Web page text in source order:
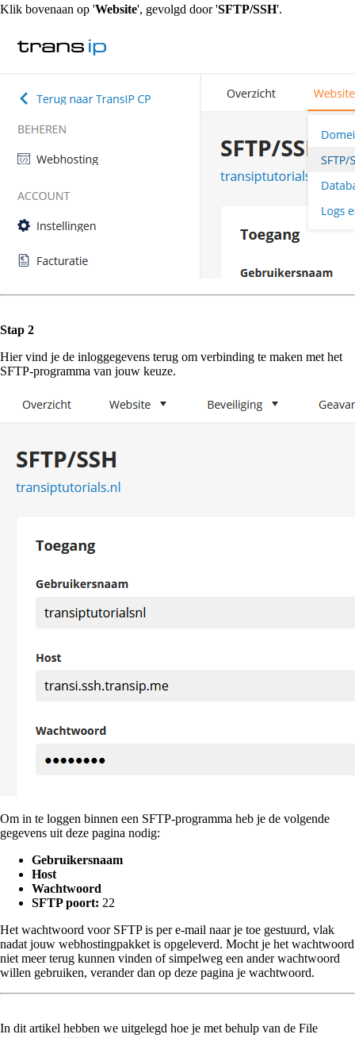
Klik bovenaan op 'Website', gevolgd door 'SFTP/SSH'.
Stap 2
Hier vind je de inloggegevens terug om verbinding te maken met het
SFTP-programma van jouw keuze.
Om in te loggen binnen een SFTP-programma heb je de volgende
gegevens uit deze pagina nodig:
Gebruikersnaam
Host
Wachtwoord
SFTP poort: 22
Het wachtwoord voor SFTP is per e-mail naar je toe gestuurd, vlak
nadat jouw webhostingpakket is opgeleverd. Mocht je het wachtwoord
niet meer terug kunnen vinden of simpelweg een ander wachtwoord
willen gebruiken, verander dan op deze pagina je wachtwoord.
In dit artikel hebben we uitgelegd hoe je met behulp van de File